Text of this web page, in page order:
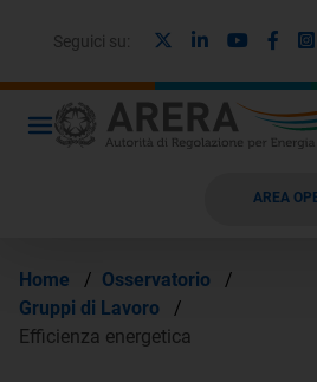
Seguici su: LinkedinYoutube
AREA
Home / Osservatorio
/
Gruppi di Lavoro
/
Efficienza energetica